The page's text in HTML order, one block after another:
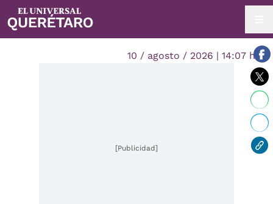
10 / agosto / 2026 | 14:07 hrs.
[Publicidad]